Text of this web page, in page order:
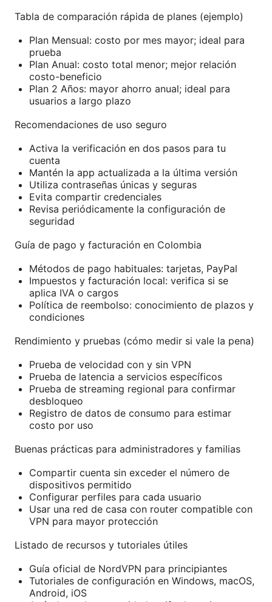
Tabla de comparación rápida de planes (ejemplo)
Plan Mensual: costo por mes mayor; ideal para
prueba
Plan Anual: costo total menor; mejor relación
costo-beneficio
Plan 2 Años: mayor ahorro anual; ideal para
usuarios a largo plazo
Recomendaciones de uso seguro
Activa la verificación en dos pasos para tu
cuenta
Mantén la app actualizada a la última versión
Utiliza contraseñas únicas y seguras
Evita compartir credenciales
Revisa periódicamente la configuración de
seguridad
Guía de pago y facturación en Colombia
Métodos de pago habituales: tarjetas, PayPal
Impuestos y facturación local: verifica si se
aplica IVA o cargos
Política de reembolso: conocimiento de plazos y
condiciones
Rendimiento y pruebas (cómo medir si vale la pena)
Prueba de velocidad con y sin VPN
Prueba de latencia a servicios específicos
Prueba de streaming regional para confirmar
desbloqueo
Registro de datos de consumo para estimar
costo por uso
Buenas prácticas para administradores y familias
Compartir cuenta sin exceder el número de
dispositivos permitido
Configurar perfiles para cada usuario
Usar una red de casa con router compatible con
VPN para mayor protección
Listado de recursos y tutoriales útiles
Guía oficial de NordVPN para principiantes
Tutoriales de configuración en Windows, macOS,
Android, iOS